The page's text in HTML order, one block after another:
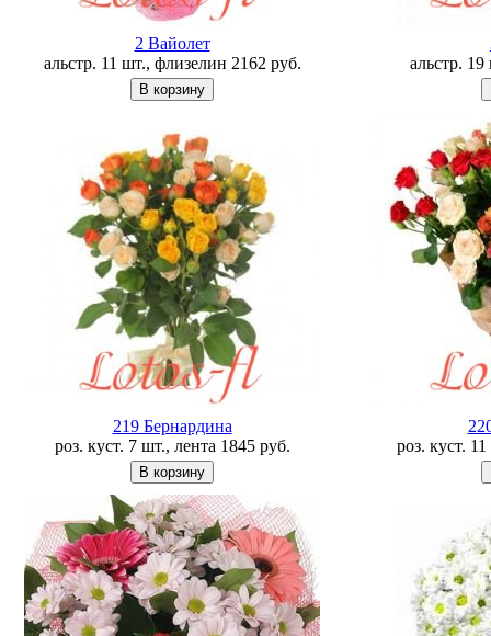
2 Вайолет
альстр. 11 шт., флизелин 2162 руб.
альстр.
219 Бернардина
роз. куст. 7 шт., лента 1845 руб.
роз. куст.